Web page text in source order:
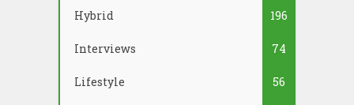
Hybrid 196
Interviews 74
Lifestyle 56